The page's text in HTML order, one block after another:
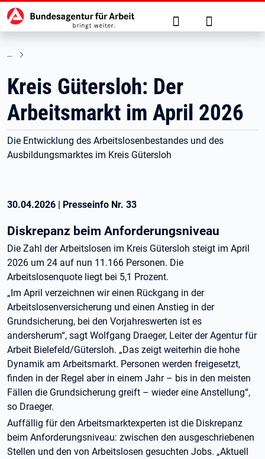
zu den Hauptinhalten springen
Hauptnavigation Suche Anmelden
Kreis Gütersloh: Der
Arbeitsmarkt im April 2026
Die Entwicklung des Arbeitslosenbestandes und des
Ausbildungsmarktes im Kreis Gütersloh
30.04.2026 | Presseinfo Nr. 33
Diskrepanz beim Anforderungsniveau
Die Zahl der Arbeitslosen im Kreis Gütersloh steigt im April
2026 um 24 auf nun 11.166 Personen. Die
Arbeitslosenquote liegt bei 5,1 Prozent.
„Im April verzeichnen wir einen Rückgang in der
Arbeitslosenversicherung und einen Anstieg in der
Grundsicherung, bei den Vorjahreswerten ist es
andersherum“, sagt Wolfgang Draeger, Leiter der Agentur für
Arbeit Bielefeld/Gütersloh. „Das zeigt weiterhin die hohe
Dynamik am Arbeitsmarkt. Personen werden freigesetzt,
finden in der Regel aber in einem Jahr – bis in den meisten
Fällen die Grundsicherung greift – wieder eine Anstellung“,
so Draeger.
Auffällig für den Arbeitsmarktexperten ist die Diskrepanz
beim Anforderungsniveau: zwischen den ausgeschriebenen
Stellen und den von Arbeitslosen gesuchten Jobs. „Aktuell